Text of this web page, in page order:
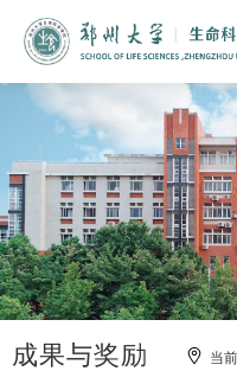
成果与奖励 当